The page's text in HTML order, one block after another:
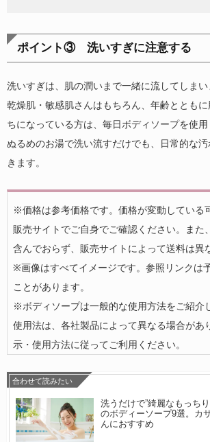
ポイント③ 洗いすぎに注意する
洗いすぎは、肌の潤いまで一緒に流してしまい
乾燥肌・敏感肌さんはもちろん、年齢ととも
ちになっている方は、毎日ボディソープを使用
ぬるめのお湯で洗い流すだけでも、日常的な
きます。
※価格は参考価格です。価格が変動している
販売サイトでご自身でご確認ください。また
含んでおらず、販売サイトによって送料は異
※画像はすべてイメージです。参照リンクは
ことがあります。
※ボディソープは一般的な使用方法をご紹介
使用法は、各社製品によって異なる場合があ
示・使用方法に従ってご利用ください。
合わせて読みたい
洗うだけで”綺麗なもっち
のボディーソープ9選。カ
んにおすすめ